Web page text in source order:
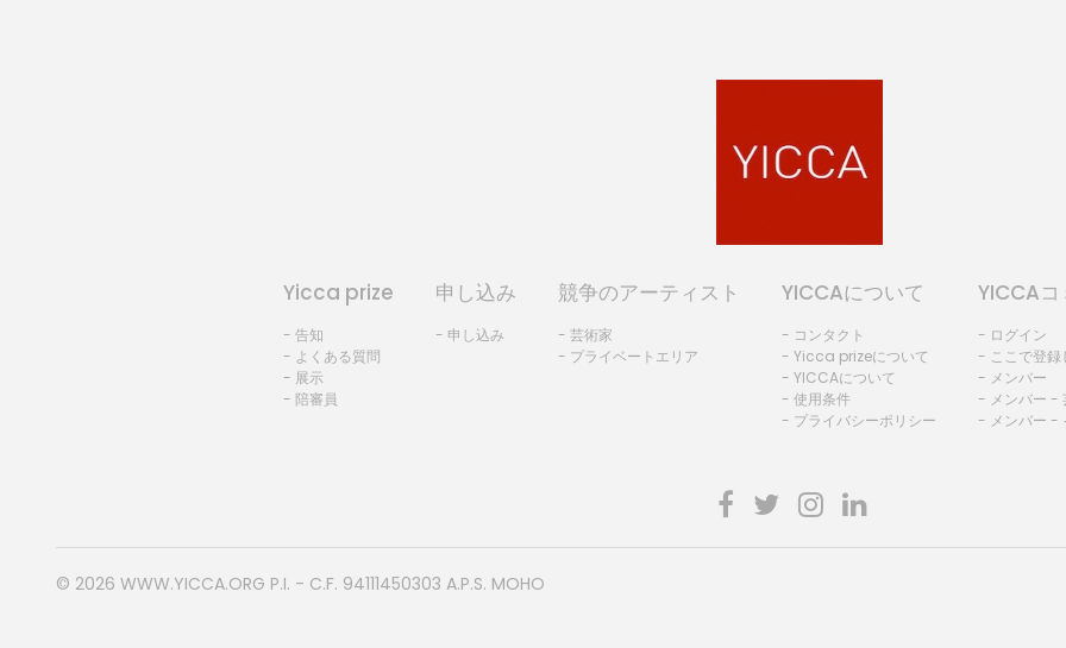
Yicca prize
- 告知
- よくある質問
- 展示
- 陪審員
申し込み
- 申し込み
競争のアーティスト
- 芸術家
- プライベートエリア
YICCAについて
- コンタクト
- Yicca prizeについて
- YICCAについて
- 使用条件
- プライバシーポリシー
YICCA
- ログイン
- ここで登録
- メンバー
- メンバー -
- メンバー -
© 2026 WWW.YICCA.ORG P.I. - C.F. 94111450303 A.P.S. MOHO